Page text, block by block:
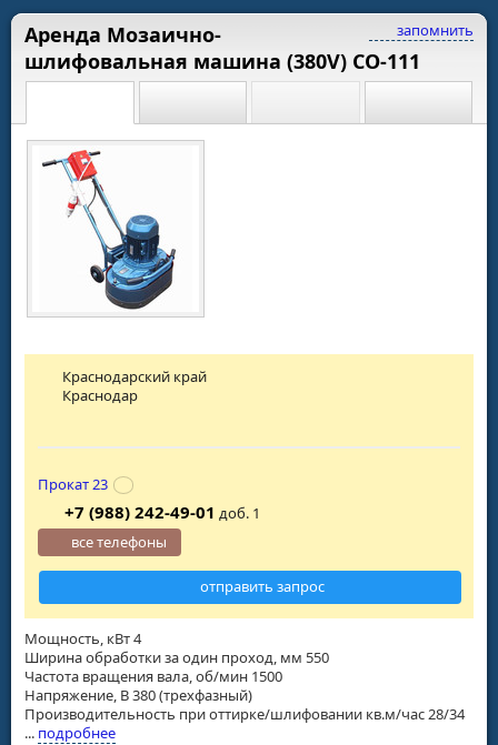
запомнить
Аренда Мозаично-
шлифовальная машина (380V) СО-111
Мощность, кВт 4
Ширина обработки за один проход, мм 550
Частота вращения вала, об/мин 1500
Напряжение, В 380 (трехфазный)
Производительность при оттирке/шлифовании кв.м/час 28/34
... подробнее
Краснодарский край
Краснодар
Прокат 23
+7 (988) 242-49-01 доб. 1
все телефоны
отправить запрос